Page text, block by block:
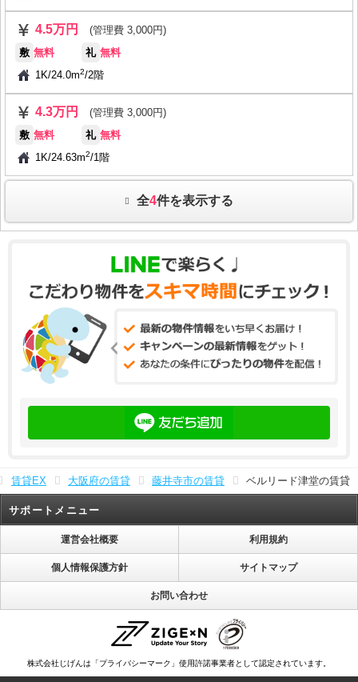
4.5万円
(管理費 3,000円)
敷 無料 礼 無料
1K/24.0m2/2階
4.3万円
(管理費 3,000円)
敷 無料 礼 無料
1K/24.63m2/1階
全4件を表示する
賃貸EX 大阪府の賃貸 藤井寺市の賃貸 ベルリード津堂の賃貸
サポートメニュー
運営会社概要 利用規約
個人情報保護方針 サイトマップ
お問い合わせ
株式会社じげんは「プライバシーマーク」使用許諾事業者として認定されています。